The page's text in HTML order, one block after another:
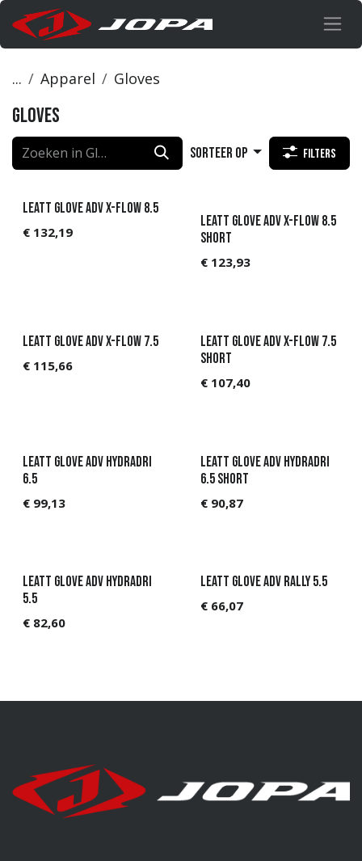
Overslaan naar inhoud
... Apparel Gloves
Gloves
Sorteer op Filters
Leatt Glove ADV X-Flow 8.5
€ 132,19
Leatt Glove ADV X-Flow 8.5
Short
€ 123,93
Leatt Glove ADV X-Flow 7.5
€ 115,66
Leatt Glove ADV X-Flow 7.5
Short
€ 107,40
Leatt Glove ADV HydraDri
6.5
€ 99,13
Leatt Glove ADV HydraDri
6.5 Short
€ 90,87
Leatt Glove ADV HydraDri
5.5
€ 82,60
Leatt Glove ADV Rally 5.5
€ 66,07